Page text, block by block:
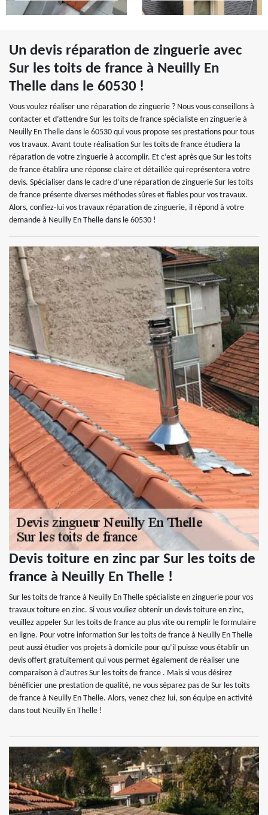
Un devis réparation de zinguerie avec
Sur les toits de france à Neuilly En
Thelle dans le 60530 !
Vous voulez réaliser une réparation de zinguerie ? Nous vous conseillons à
contacter et d’attendre Sur les toits de france spécialiste en zinguerie à
Neuilly En Thelle dans le 60530 qui vous propose ses prestations pour tous
vos travaux. Avant toute réalisation Sur les toits de france étudiera la
réparation de votre zinguerie à accomplir. Et c’est après que Sur les toits
de france établira une réponse claire et détaillée qui représentera votre
devis. Spécialiser dans le cadre d’une réparation de zinguerie Sur les toits
de france présente diverses méthodes sûres et fiables pour vos travaux.
Alors, confiez-lui vos travaux réparation de zinguerie, il répond à votre
demande à Neuilly En Thelle dans le 60530 !
Devis toiture en zinc par Sur les toits de
france à Neuilly En Thelle !
Sur les toits de france à Neuilly En Thelle spécialiste en zinguerie pour vos
travaux toiture en zinc. Si vous vouliez obtenir un devis toiture en zinc,
veuillez appeler Sur les toits de france au plus vite ou remplir le formulaire
en ligne. Pour votre information Sur les toits de france à Neuilly En Thelle
peut aussi étudier vos projets à domicile pour qu’il puisse vous établir un
devis offert gratuitement qui vous permet également de réaliser une
comparaison à d’autres Sur les toits de france . Mais si vous désirez
bénéficier une prestation de qualité, ne vous séparez pas de Sur les toits
de france à Neuilly En Thelle. Alors, venez chez lui, son équipe en activité
dans tout Neuilly En Thelle !